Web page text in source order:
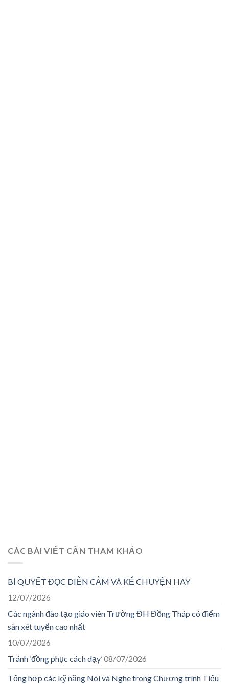
CÁC BÀI VIẾT CẦN THAM KHẢO
BÍ QUYẾT ĐỌC DIỄN CẢM VÀ KỂ CHUYỆN HAY
12/07/2026
Các ngành đào tạo giáo viên Trường ĐH Đồng Tháp có điểm
sàn xét tuyển cao nhất
10/07/2026
Tránh ‘đồng phục cách dạy’08/07/2026
Tổng hợp các kỹ năng Nói và Nghe trong Chương trình Tiểu